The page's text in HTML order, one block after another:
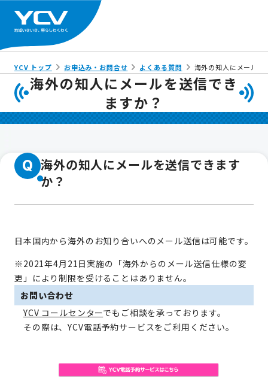
YCV トップ お申込み・お問合せ よくある質問 海外の知人にメールを
海外の知人にメールを送信でき
ますか？
Q 海外の知人にメールを送信できます
か？
日本国内から海外のお知り合いへのメール送信は可能です。
※2021年4月21日実施の「海外からのメール送信仕様の変
更」により制限を受けることはありません。
お問い合わせ
YCV コールセンターでもご相談を承っております。
その際は、YCV電話予約サービスをご利用ください。